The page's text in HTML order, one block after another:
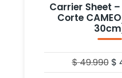
Carrier Sheet
Corte
$49.990 $